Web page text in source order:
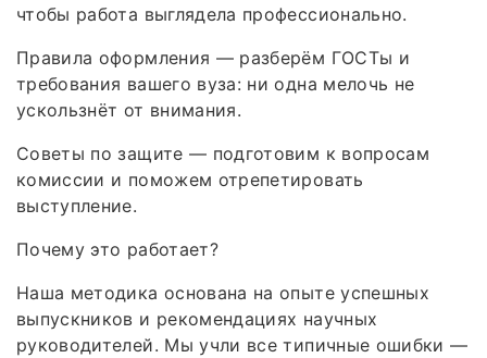
чтобы работа выглядела профессионально.
Правила оформления — разберём ГОСТы и
требования вашего вуза: ни одна мелочь не
ускользнёт от внимания.
Советы по защите — подготовим к вопросам
комиссии и поможем отрепетировать
выступление.
Почему это работает?
Наша методика основана на опыте успешных
выпускников и рекомендациях научных
руководителей. Мы учли все типичные ошибки —